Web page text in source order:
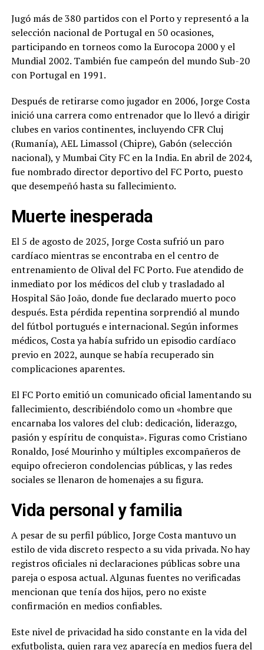
Jugó más de 380 partidos con el Porto y representó a la
selección nacional de Portugal en 50 ocasiones,
participando en torneos como la Eurocopa 2000 y el
Mundial 2002. También fue campeón del mundo Sub-20
con Portugal en 1991.
Después de retirarse como jugador en 2006, Jorge Costa
inició una carrera como entrenador que lo llevó a dirigir
clubes en varios continentes, incluyendo CFR Cluj
(Rumanía), AEL Limassol (Chipre), Gabón (selección
nacional), y Mumbai City FC en la India. En abril de 2024,
fue nombrado director deportivo del FC Porto, puesto
que desempeñó hasta su fallecimiento.
Muerte inesperada
El 5 de agosto de 2025, Jorge Costa sufrió un paro
cardíaco mientras se encontraba en el centro de
entrenamiento de Olival del FC Porto. Fue atendido de
inmediato por los médicos del club y trasladado al
Hospital São João, donde fue declarado muerto poco
después. Esta pérdida repentina sorprendió al mundo
del fútbol portugués e internacional. Según informes
médicos, Costa ya había sufrido un episodio cardíaco
previo en 2022, aunque se había recuperado sin
complicaciones aparentes.
El FC Porto emitió un comunicado oficial lamentando su
fallecimiento, describiéndolo como un «hombre que
encarnaba los valores del club: dedicación, liderazgo,
pasión y espíritu de conquista». Figuras como Cristiano
Ronaldo, José Mourinho y múltiples excompañeros de
equipo ofrecieron condolencias públicas, y las redes
sociales se llenaron de homenajes a su figura.
Vida personal y familia
A pesar de su perfil público, Jorge Costa mantuvo un
estilo de vida discreto respecto a su vida privada. No hay
registros oficiales ni declaraciones públicas sobre una
pareja o esposa actual. Algunas fuentes no verificadas
mencionan que tenía dos hijos, pero no existe
confirmación en medios confiables.
Este nivel de privacidad ha sido constante en la vida del
exfutbolista, quien rara vez aparecía en medios fuera del